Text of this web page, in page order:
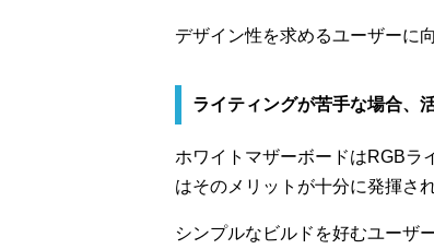
デザイン性を求めるユーザーに
ライティングが苦手な場合、
ホワイトマザーボードはRGBラ
はそのメリットが十分に発揮さ
シンプルなビルドを好むユーザ